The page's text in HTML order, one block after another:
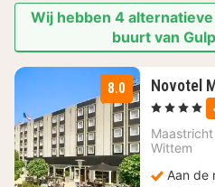
Wij hebben 4
buurt van
8.0 Novotel
, 4 Sterren
Maastricht
Wittem
Aan de